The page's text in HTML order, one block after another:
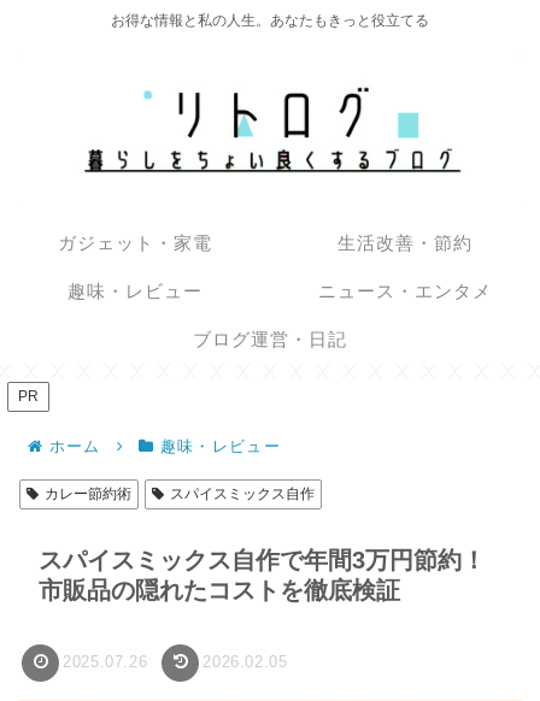
お得な情報と私の人生。あなたもきっと役立てる
ガジェット・家電 生活改善・節約
趣味・レビュー ニュース・エンタメ
ブログ運営・日記
PR
ホーム 趣味・レビュー
カレー節約術 スパイスミックス自作
スパイスミックス自作で年間3万円節約！
市販品の隠れたコストを徹底検証
2025.07.26 2026.02.05